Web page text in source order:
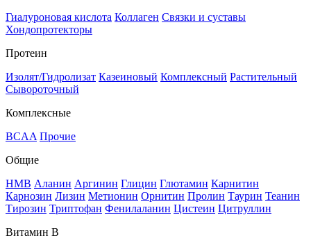
Гиалуроновая кислота Коллаген Связки и суставы
Хондопротекторы
Протеин
Изолят/Гидролизат Казеиновый Комплексный Растительный
Сывороточный
Комплексные
BCAA Прочие
Общие
HMB Аланин Аргинин Глицин Глютамин Карнитин
Карнозин Лизин Метионин Орнитин Пролин Таурин Теанин
Тирозин Триптофан Фенилаланин Цистеин Цитруллин
Витамин В